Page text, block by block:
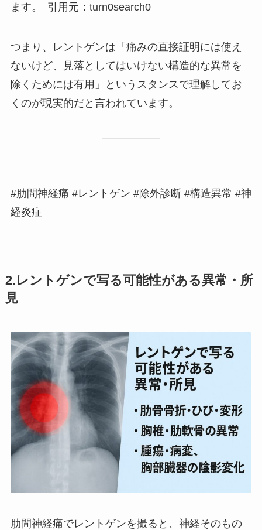
ます。 引用元：turn0search0
つまり、レントゲンは「痛みの直接証明には使え
ないけど、見落としてはいけない構造的な異常を
除くためには有用」というスタンスで理解してお
くのが現実的だと言われています。
#肋間神経痛 #レントゲン #除外診断 #構造異常 #神
経炎症
2.レントゲンで写る可能性がある異常・所
見
肋間神経痛でレントゲンを撮ると、神経そのもの